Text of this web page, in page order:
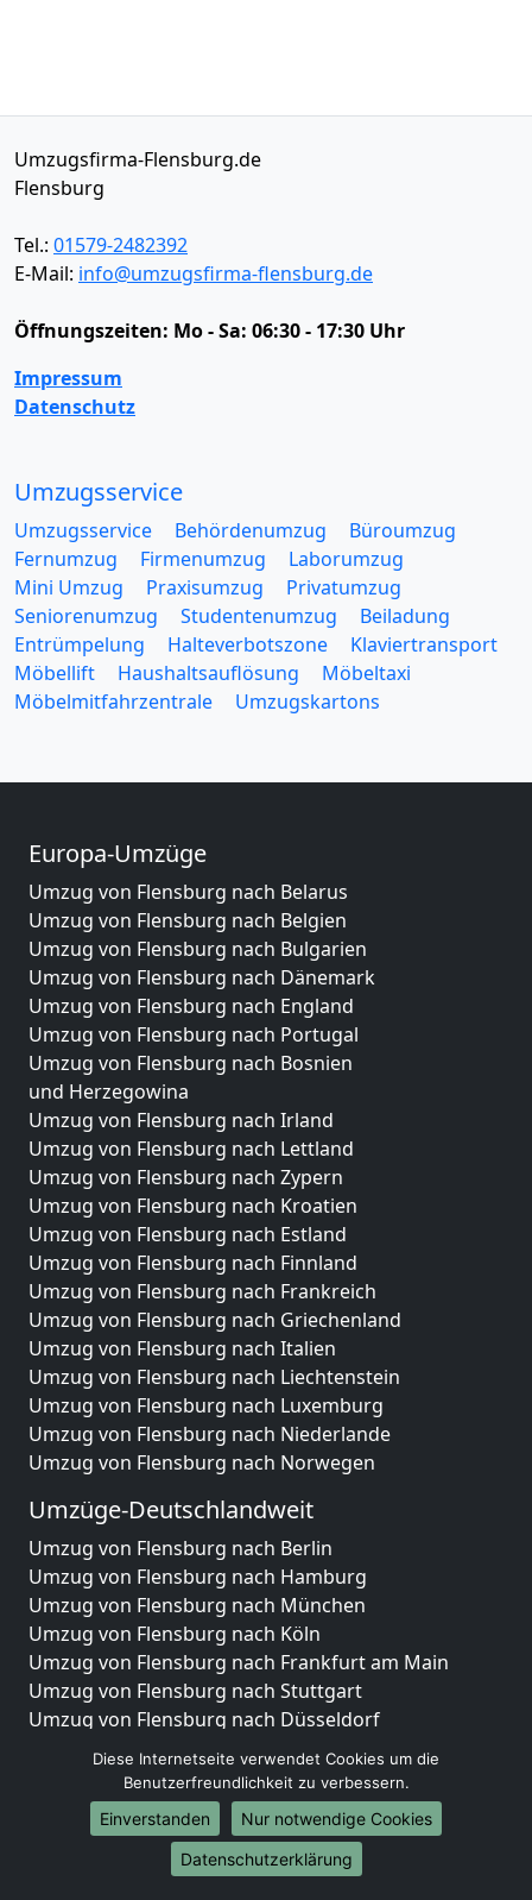
Umzugsfirma-Flensburg.de
Flensburg
Tel.: 01579-2482392
E-Mail: info@umzugsfirma-flensburg.de
Öffnungszeiten: Mo - Sa: 06:30 - 17:30 Uhr
Impressum
Datenschutz
Umzugsservice
Umzugsservice Behördenumzug
Büroumzug
Fernumzug
Firmenumzug
Laborumzug
Mini Umzug
Praxisumzug
Privatumzug
Seniorenumzug
Studentenumzug
Beiladung
Entrümpelung
Halteverbotszone
Klaviertransport
Möbellift
Haushaltsauflösung
Möbeltaxi
Möbelmitfahrzentrale
Umzugskartons
Europa-Umzüge
Umzug von Flensburg nach Belarus
Umzug von Flensburg nach Belgien
Umzug von Flensburg nach Bulgarien
Umzug von Flensburg nach Dänemark
Umzug von Flensburg nach England
Umzug von Flensburg nach Portugal
Umzug von Flensburg nach Bosnien
und Herzegowina
Umzug von Flensburg nach Irland
Umzug von Flensburg nach Lettland
Umzug von Flensburg nach Zypern
Umzug von Flensburg nach Kroatien
Umzug von Flensburg nach Estland
Umzug von Flensburg nach Finnland
Umzug von Flensburg nach Frankreich
Umzug von Flensburg nach Griechenland
Umzug von Flensburg nach Italien
Umzug von Flensburg nach Liechtenstein
Umzug von Flensburg nach Luxemburg
Umzug von Flensburg nach Niederlande
Umzug von Flensburg nach Norwegen
Umzüge-Deutschlandweit
Umzug von Flensburg nach Berlin
Umzug von Flensburg nach Hamburg
Umzug von Flensburg nach München
Umzug von Flensburg nach Köln
Umzug von Flensburg nach Frankfurt am Main
Umzug von Flensburg nach Stuttgart
Umzug von Flensburg nach Düsseldorf
Umzug von Flensburg nach Leipzig
Umzug von Flensburg nach Dortmund
Umzug von Flensburg nach Essen
Umzug von Flensburg nach Bremen
Umzug von Flensburg nach Dresden
Diese Internetseite verwendet Cookies um die
Benutzerfreundlichkeit zu verbessern.
Einverstanden
Nur notwendige Cookies
Datenschutzerklärung